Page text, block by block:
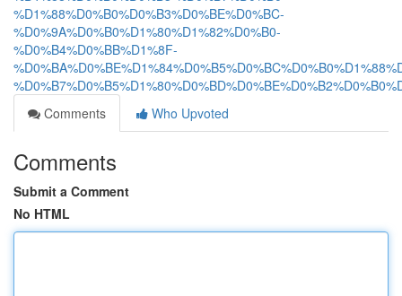
%D1%88%D0%B0%D0%B3%D0%BE%D0%BC-
%D0%9A%D0%B0%D1%80%D1%82%D0%B0-
%D0%B4%D0%BB%D1%8F-
Comments
Who Upvoted
Comments
Submit a Comment
No HTML